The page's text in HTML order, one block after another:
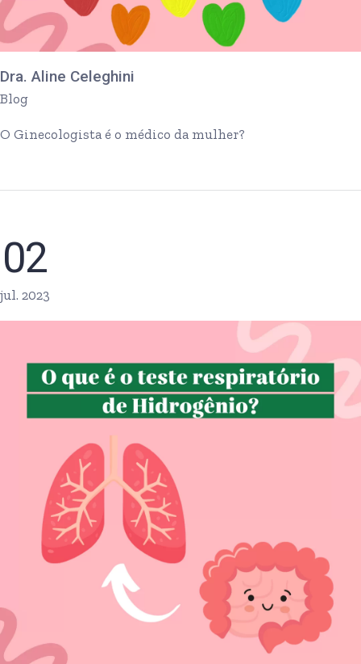
Dra. Aline Celeghini
Blog
O Ginecologista é o médico da mulher?
02
jul. 2023